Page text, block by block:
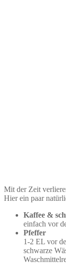
Mit der Zeit
Hier ein paar
Kaffee &
einfach vor
Pfeffer
1-2 EL vor
schwarze